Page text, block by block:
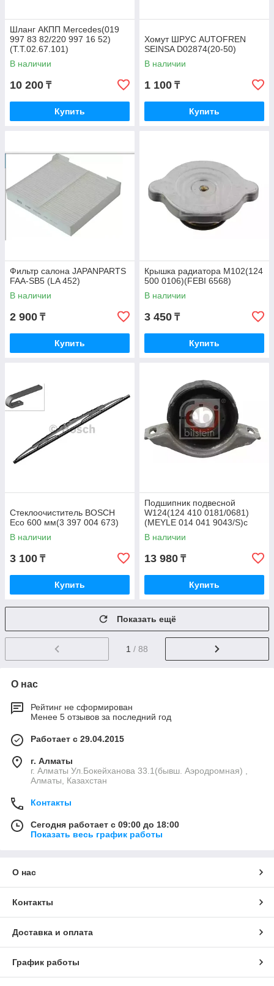
Шланг АКПП Mercedes(019
997 83 82/220 997 16 52)
(T.T.02.67.101)
В наличии
10 200 ₸
Купить
Хомут ШРУС AUTOFREN
SEINSA D02874(20-50)
В наличии
1 100 ₸
Купить
Фильтр салона JAPANPARTS
FAA-SB5 (LA 452)
В наличии
2 900 ₸
Купить
Крышка радиатора M102(124
500 0106)(FEBI 6568)
В наличии
3 450 ₸
Купить
Стеклоочиститель BOSCH
Eco 600 мм(3 397 004 673)
В наличии
3 100 ₸
Купить
Подшипник подвесной
W124(124 410 0181/0681)
(MEYLE 014 041 9043/S)с
подшипником
В наличии
13 980 ₸
Купить
Показать ещё
1 / 88
О нас
Рейтинг не сформирован
Менее 5 отзывов за последний год
Работает с 29.04.2015
г. Алматы
г. Алматы Ул.Бокейханова 33.1(бывш. Аэродромная) ,
Алматы, Казахстан
Контакты
Сегодня работает с 09:00 до 18:00
Показать весь график работы
О нас
Контакты
Доставка и оплата
График работы